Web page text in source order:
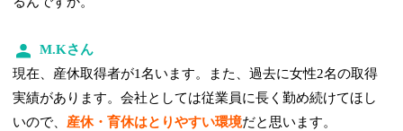
M.Kさん
現在、産休取得者が1名います。また、過去に女性2名の取得
実績があります。会社としては従業員に長く勤め続けてほし
いので、 産休・育休はとりやすい環境だと思います。